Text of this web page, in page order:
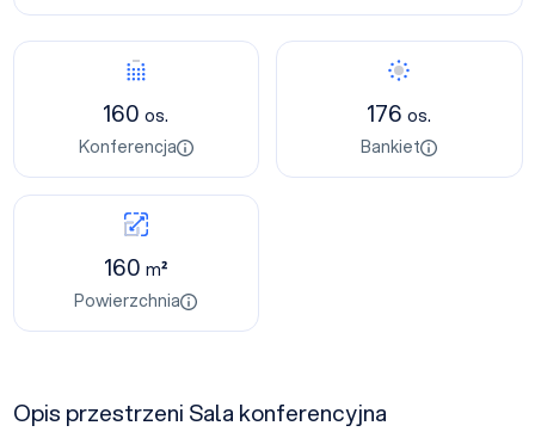
160os.
Konferencja
176os.
Bankiet
160m²
Powierzchnia
Opis przestrzeni Sala konferencyjna